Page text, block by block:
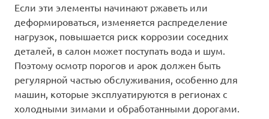
Если эти элементы начинают ржаветь или
деформироваться, изменяется распределение
нагрузок, повышается риск коррозии соседних
деталей, в салон может поступать вода и шум.
Поэтому осмотр порогов и арок должен быть
регулярной частью обслуживания, особенно для
машин, которые эксплуатируются в регионах с
холодными зимами и обработанными дорогами.